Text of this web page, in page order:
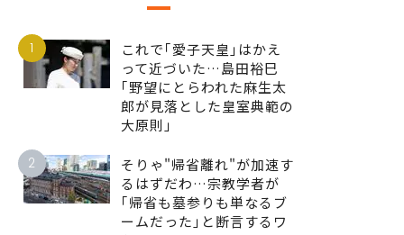
1
これで｢愛子天皇｣はかえ
って近づいた…島田裕巳
｢野望にとらわれた麻生太
郎が見落とした皇室典範の
大原則｣
2
そりゃ"帰省離れ"が加速す
るはずだわ…宗教学者が
｢帰省も墓参りも単なるブ
ームだった｣と断言するワ